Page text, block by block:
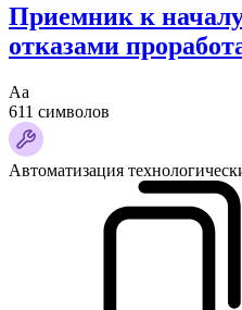
Приемник к
отказами
Аа
611 символов
Автоматизация